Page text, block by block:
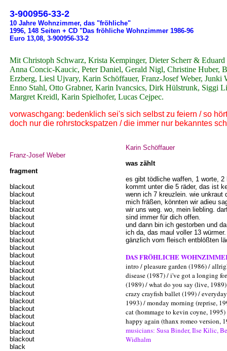
3-900956-33-2
10 Jahre Wohnzimmer, das "fröhliche"
1996, 148 Seiten + CD "Das fröhliche Wohnzimmer 1986-96
Euro 13,08, 3-900956-33-2
Mit Christoph Schwarz, Krista Kempinger, Dieter Scherr &
Anna Concic-Kaucic, Peter Daniel, Gerald Nigl, Christine Huber,
Erzberg, Liesl Ujvary, Karin Schöffauer, Franz-Josef Weber,
Enno Stahl, Otto Grabner, Karin Ivancsics, Dirk Hülstrunk, Siggi
Margret Kreidl, Karin Spielhofer, Lucas Cejpec.
vorwaschgang: bedenklich sei's sich selbst zu feiern / so
doch nur die rohrstockspatzen / die immer nur bekanntes
Franz-Josef Weber
fragment
blackout
blackout
blackout
blackout
blackout
blackout
blackout
blackout
blackout
blackout
blackout
blackout
blackout
blackout
blackout
blackout
blackout
blackout
blackout
blackout
blackout
black
Karin Schöffauer
was zählt
es gibt tödliche waffen, 1 worte,
kommt unter die 5 räder, das ist
wenn ich 7 kreuzlein. wie unkraut
mich fräßen, könnten wir adieu
wir uns weg. wo, mein liebling.
sind immer für dich offen.
und dann bin ich gestorben und
ich da, das maul voller 13
gänzlich vom fleisch entblößten
DAS FRÖHLICHE
intro / pleasure garden (1986) /
disease (1987) / i've got a longing
(1989) / what do you say (live,
crazy crayfish ballet (199) /
1993) / monday morning (reprise,
cat (hommage to kevin coyne,
happy again (thanx romeo version,
musicians: Susa Binder, Ilse Kilic,
Widhalm